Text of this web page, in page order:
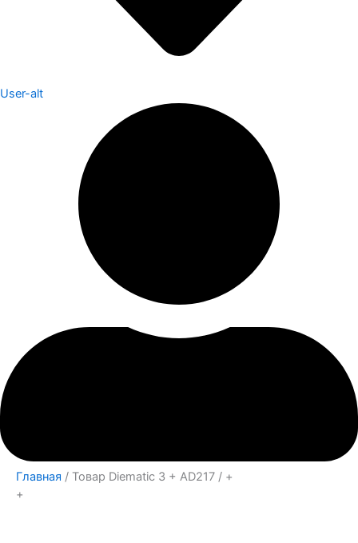
User-alt
Главная / Товар Diematic 3 + AD217 / +
+